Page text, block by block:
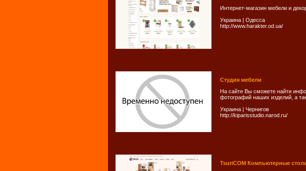
Интернет-магазин мебели и
Украина | Одесса
http://www.harakter.od.ua/
Студия мебели
На сайте Вы сможете найти
фотографий наших изделий, а
Украина | Чернигов
http://kiparisstudio.narod.ru/
TsuriCOM Компьютерные